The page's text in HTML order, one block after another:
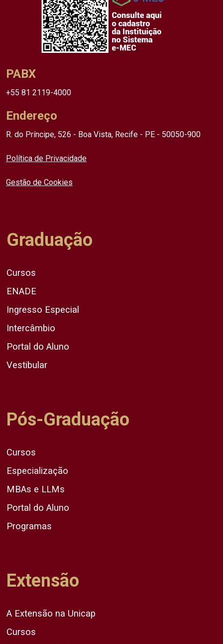
PABX
+55 81 2119-4000
Endereço
R. do Príncipe, 526 - Boa Vista, Recife - PE - 50050-900
Política de Privacidade
Gestão de Cookies
Graduação
Cursos
ENADE
Ingresso Especial
Intercâmbio
Portal do Aluno
Vestibular
Pós-Graduação
Cursos
Especialização
MBAs e LLMs
Portal do Aluno
Programas
Extensão
A Extensão na Unicap
Cursos